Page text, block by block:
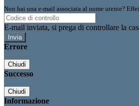
Non hai una e-mail associata al nome utente?
E-mail inviata, si prega di controllare la
Errore
Chiudi
Successo
Chiudi
Informazione